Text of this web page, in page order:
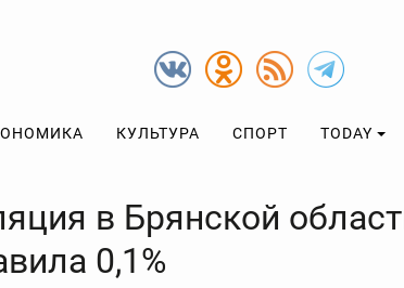
КУЛЬТУРА СПОРТ TODAY
в Брянской
0,1%